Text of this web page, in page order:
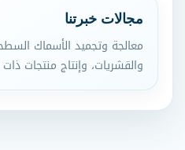
مجالات خبرتنا
معالجة وتجميد الأسماك
والقشريات، وإنتاج منتجات